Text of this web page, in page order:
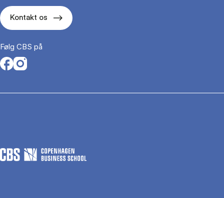
Kontakt os
Følg CBS på
Opens in a new tab
Opens in a new tab